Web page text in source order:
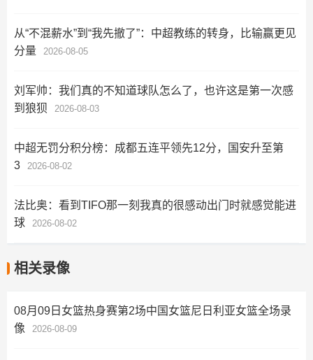
从“不混薪水”到“我先撤了”：中超教练的转身，比输赢更见
分量
2026-08-05
刘军帅：我们真的不知道球队怎么了，也许这是第一次感
到狼狈
2026-08-03
中超无罚分积分榜：成都五连平领先12分，国安升至第
3
2026-08-02
法比奥：看到TIFO那一刻我真的很感动出门时就感觉能进
球
2026-08-02
相关录像
08月09日女篮热身赛第2场中国女篮尼日利亚女篮全场录
像
2026-08-09